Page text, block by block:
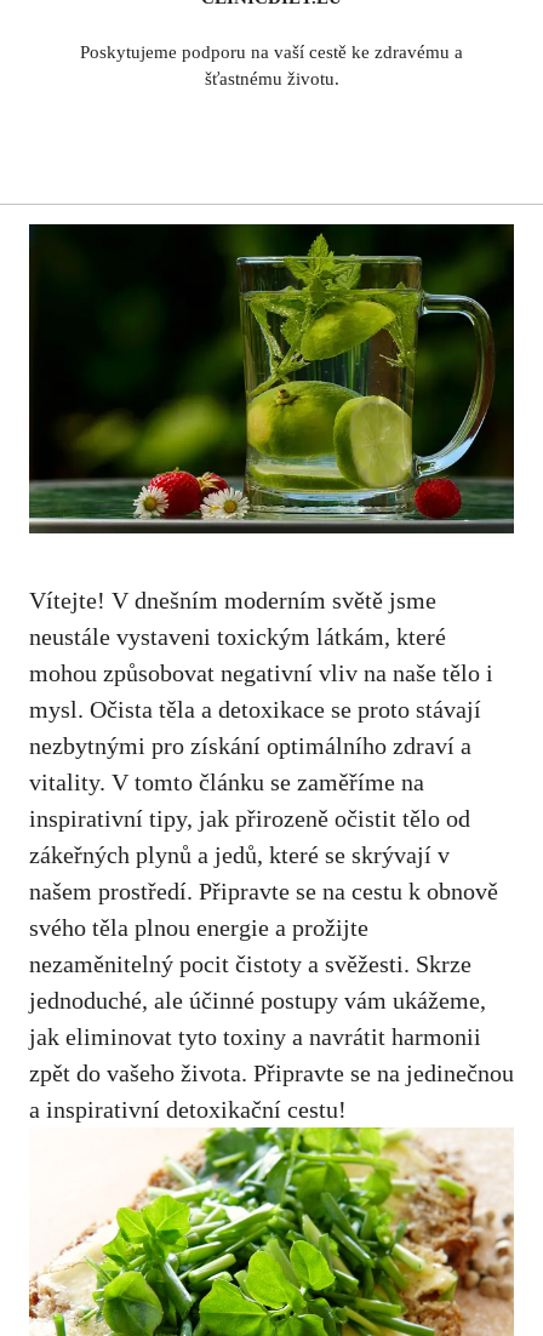
Poskytujeme podporu na vaší cestě ke zdravému a
šťastnému životu.
Vítejte! V dnešním moderním světě jsme
neustále vystaveni toxickým látkám, které
mohou způsobovat negativní vliv na naše tělo i
mysl. Očista těla a detoxikace se proto stávají
nezbytnými pro získání optimálního zdraví a
vitality. V tomto článku se zaměříme na
inspirativní tipy, jak přirozeně očistit tělo od
zákeřných plynů a jedů, které se skrývají v
našem prostředí. Připravte se na cestu k obnově
svého těla plnou energie a prožijte
nezaměnitelný pocit čistoty a svěžesti. Skrze
jednoduché, ale účinné postupy vám ukážeme,
jak eliminovat tyto toxiny a navrátit harmonii
zpět do vašeho života. Připravte se na jedinečnou
a inspirativní detoxikační cestu!